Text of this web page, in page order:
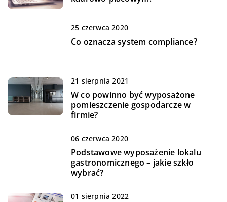
25 czerwca 2020
Co oznacza system compliance?
21 sierpnia 2021
W co powinno być wyposażone
pomieszczenie gospodarcze w
firmie?
06 czerwca 2020
Podstawowe wyposażenie lokalu
gastronomicznego – jakie szkło
wybrać?
01 sierpnia 2022